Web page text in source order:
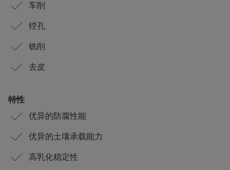
车削
镗孔
铣削
去皮
特性
优异的防腐性能
优异的土壤承载能力
高乳化稳定性